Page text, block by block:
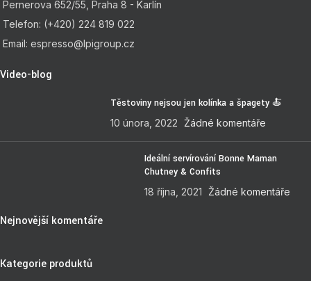
Pernerova 652/55, Praha 8 - Karlín
Telefon: (+420) 224 819 022
Email: espresso@lpigroup.cz
Video-blog
Těstoviny nejsou jen kolínka a špagety 🍝
10 února, 2022 Žádné komentáře
Ideální servírování Bonne Maman
Chutney & Confits
18 října, 2021 Žádné komentáře
Nejnovější komentáře
Kategorie produktů